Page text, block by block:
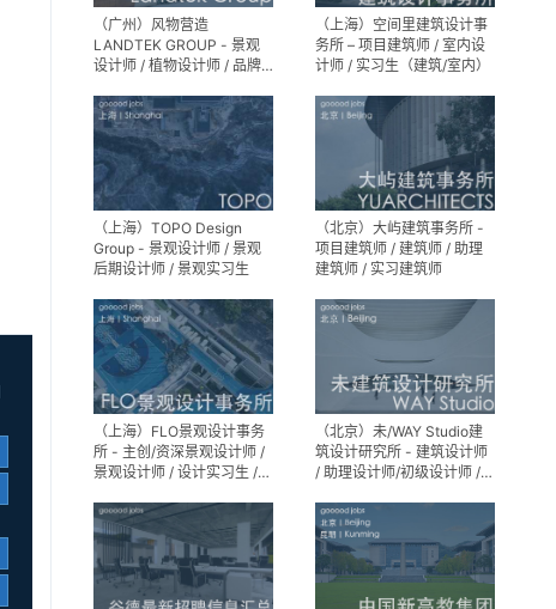
（广州）风物营造
LANDTEK GROUP - 景观
设计师 / 植物设计师 / 品牌
（上海）空间里建筑设计事
务所 – 项目建筑师 / 室内设
计师 / 实习生（建筑/室内）
（上海）TOPO Design
Group - 景观设计师 / 景观
后期设计师 / 景观实习生
（北京）大屿建筑事务所 -
项目建筑师 / 建筑师 / 助理
建筑师 / 实习建筑师
（上海）FLO景观设计事务
所 - 主创/资深景观设计师 /
景观设计师 / 设计实习生 /
设计师
（北京）未/WAY Studio建
筑设计研究所 - 建筑设计师
/ 助理设计师/初级设计师 /
助理